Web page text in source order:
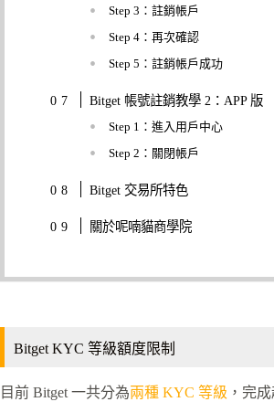
Step 3：註銷帳戶
Step 4：再次確認
Step 5：註銷帳戶成功
Bitget 帳號註銷教學 2：APP 版
Step 1：進入用戶中心
Step 2：關閉帳戶
Bitget 交易所特色
關於呢喃貓商學院
Bitget KYC 等級額度限制
目前 Bitget 一共分為兩種 KYC 等級 ，完